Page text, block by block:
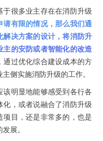
于很多业主存在在消防升级
请有限的情况，那么我们通
解决方案的设计，将消防升
主的安防或者智能化的改造
通过优化综合建设成本的方
侧实施消防升级的工作。
该明显地能够感受到各行各
化，或者说融合了消防升级
项目，还是非常多的，也是
展。